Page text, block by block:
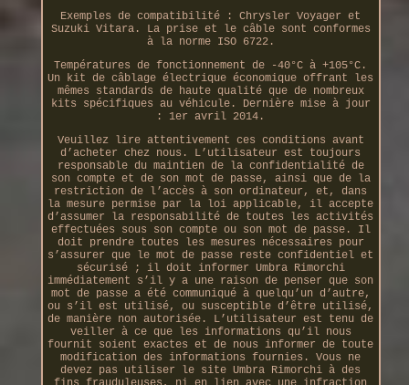
Exemples de compatibilité : Chrysler Voyager et
Suzuki Vitara. La prise et le câble sont conformes
à la norme ISO 6722.
Températures de fonctionnement de -40°C à +105°C.
Un kit de câblage électrique économique offrant les
mêmes standards de haute qualité que de nombreux
kits spécifiques au véhicule. Dernière mise à jour
: 1er avril 2014.
Veuillez lire attentivement ces conditions avant
d’acheter chez nous. L’utilisateur est toujours
responsable du maintien de la confidentialité de
son compte et de son mot de passe, ainsi que de la
restriction de l’accès à son ordinateur, et, dans
la mesure permise par la loi applicable, il accepte
d’assumer la responsabilité de toutes les activités
effectuées sous son compte ou son mot de passe. Il
doit prendre toutes les mesures nécessaires pour
s’assurer que le mot de passe reste confidentiel et
sécurisé ; il doit informer Umbra Rimorchi
immédiatement s’il y a une raison de penser que son
mot de passe a été communiqué à quelqu’un d’autre,
ou s’il est utilisé, ou susceptible d’être utilisé,
de manière non autorisée. L’utilisateur est tenu de
veiller à ce que les informations qu’il nous
fournit soient exactes et de nous informer de toute
modification des informations fournies. Vous ne
devez pas utiliser le site Umbra Rimorchi à des